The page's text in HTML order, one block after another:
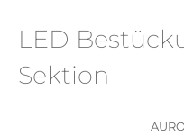
LED
Sektion